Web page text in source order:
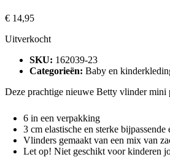
€ 14,95
Uitverkocht
SKU: 162039-23
Categorieën: Baby en
Deze prachtige nieuwe Betty vlinder mini
6 in een verpakking
3 cm elastische en sterke bijpassende
Vlinders gemaakt van een mix van
Let op! Niet geschikt voor kinderen